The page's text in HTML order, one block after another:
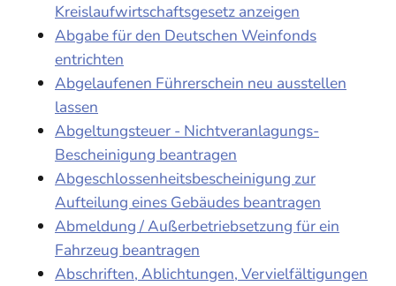
Kreislaufwirtschaftsgesetz anzeigen
Abgabe für den Deutschen Weinfonds
entrichten
Abgelaufenen Führerschein neu ausstellen
lassen
Abgeltungsteuer - Nichtveranlagungs-
Bescheinigung beantragen
Abgeschlossenheitsbescheinigung zur
Aufteilung eines Gebäudes beantragen
Abmeldung / Außerbetriebsetzung für ein
Fahrzeug beantragen
Abschriften, Ablichtungen, Vervielfältigungen